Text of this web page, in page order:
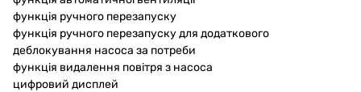
функція ручного перезапуску
функція ручного перезапуску для додаткового
деблокування насоса за потреби
функція видалення повітря з насоса
цифровий дисплей